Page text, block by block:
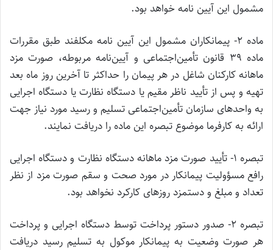
مشمول این آیین نامه خواهد بود.
ماده 2- پیمانکاران مشمول این آیین نامه مکلفند طبق مقررات
ماده 39 قانون تأمین‌اجتماعی و آیین‌نامه مربوطه، صورت مزد
ماهانه کارکنان شاغل در هر پیمان را حداکثر تا آخرین روز ماه بعد
تهیه و پس از تأیید ناظر مقیم یا دستگاه نظارت یا دستگاه اجرایی
به واحدهای سازمان تأمین‌اجتماعی تسلیم و رسید مورد نیاز جهت
ارائه به کارفرما موضوع تبصره این ماده را دریافت نمایند.
تبصره 1- تأیید صورت مزد ماهانه دستگاه نظارت و دستگاه اجرایی
رافع مسؤولیت پیمانکار در مورد صحت و سقم صورت مزد از نظر
تعداد و مبلغ و دستمزد روزهای کارکرد نخواهد بود.
تبصره 2- صدور دستور پرداخت توسط دستگاه اجرایی و پرداخت
هر صورت وضعیت به پیمانکار موکول به تسلیم رسید دریافت